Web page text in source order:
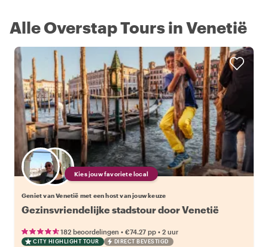
Alle Overstap Tours in Venetië
Kies jouw favoriete local
Geniet van Venetië met een host van jouw keuze
Gezinsvriendelijke stadstour door Venetië
182 beoordelingen • €74.27 pp • 2 uur
CITY HIGHLIGHT TOUR
DIRECT BEVESTIGD